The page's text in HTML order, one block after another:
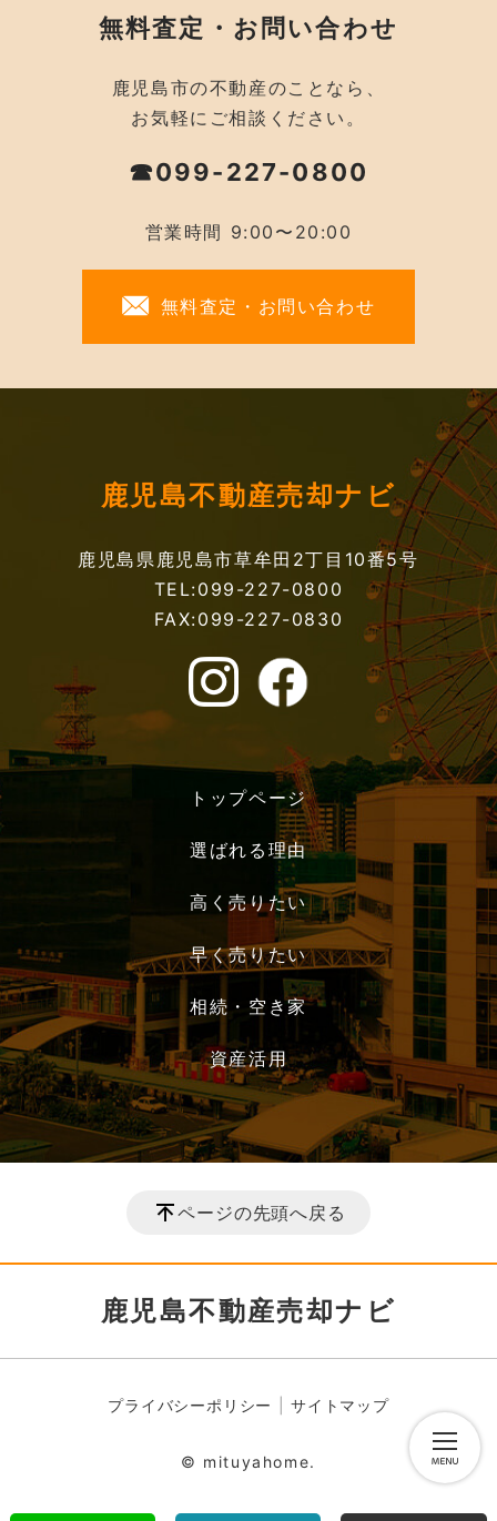
無料査定・お問い合わせ
鹿児島市の不動産のことなら、
お気軽にご相談ください。
☎099-227-0800
営業時間 9:00〜20:00
無料査定・お問い合わせ
鹿児島不動産売却ナビ
鹿児島県鹿児島市草牟田2丁目10番5号
TEL:099-227-0800
FAX:099-227-0830
トップページ
選ばれる理由
高く売りたい
早く売りたい
相続・空き家
資産活用
ページの先頭へ戻る
鹿児島不動産売却ナビ
プライバシーポリシー サイトマップ
© mituyahome.